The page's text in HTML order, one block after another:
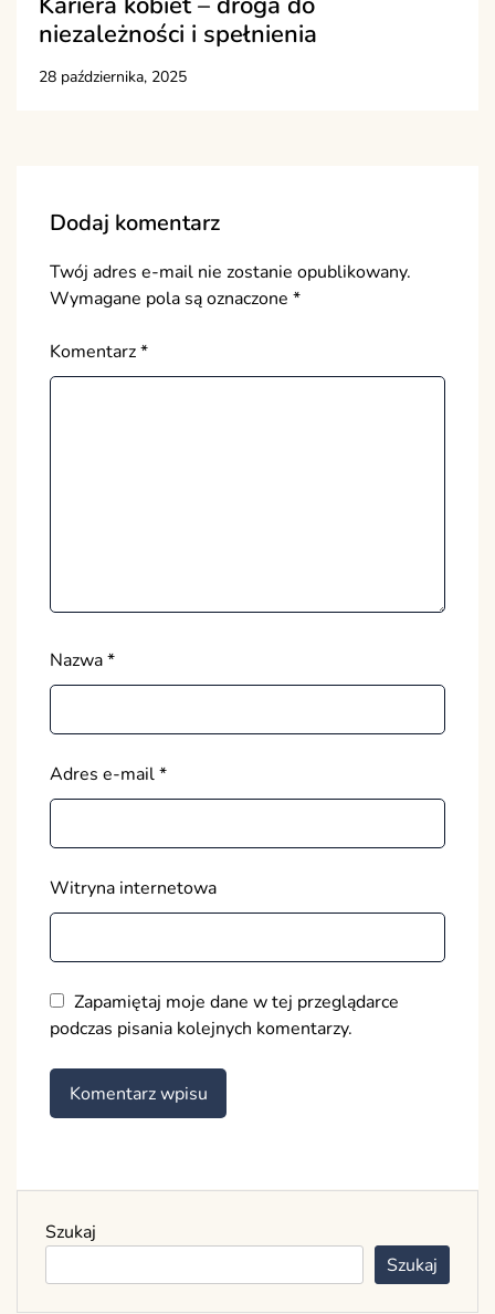
niezależności i spełnienia
28 października, 2025
Dodaj komentarz
Twój adres e-mail nie zostanie opublikowany.
Wymagane pola są oznaczone *
Komentarz*
Nazwa*
Adres e-mail*
Witryna internetowa
Zapamiętaj moje dane w tej przeglądarce
podczas pisania kolejnych komentarzy.
Szukaj
Szukaj